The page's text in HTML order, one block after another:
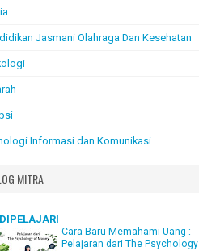
Jasmani Olahraga Dan Kesehatan
Informasi dan Komunikasi
MITRA
DIPELAJARI
Cara Baru Memahami Uang :
Pelajaran dari The Psychology